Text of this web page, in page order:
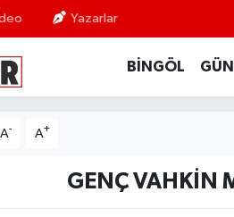
Yazarlar
BİNGÖL
A- A+
GENÇ VAHKİN